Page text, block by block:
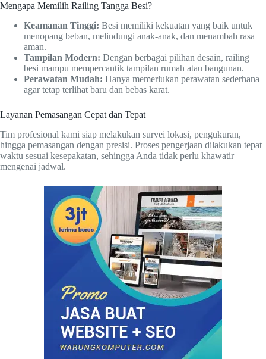
Mengapa Memilih Railing Tangga Besi?
Keamanan Tinggi: Besi memiliki kekuatan yang baik untuk
menopang beban, melindungi anak-anak, dan menambah rasa
aman.
Tampilan Modern: Dengan berbagai pilihan desain, railing
besi mampu mempercantik tampilan rumah atau bangunan.
Perawatan Mudah: Hanya memerlukan perawatan sederhana
agar tetap terlihat baru dan bebas karat.
Layanan Pemasangan Cepat dan Tepat
Tim profesional kami siap melakukan survei lokasi, pengukuran,
hingga pemasangan dengan presisi. Proses pengerjaan dilakukan tepat
waktu sesuai kesepakatan, sehingga Anda tidak perlu khawatir
mengenai jadwal.